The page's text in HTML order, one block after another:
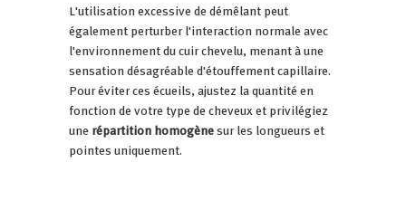
L'utilisation excessive de démêlant peut
également perturber l'interaction normale avec
l'environnement du cuir chevelu, menant à une
sensation désagréable d'étouffement capillaire.
Pour éviter ces écueils, ajustez la quantité en
fonction de votre type de cheveux et privilégiez
une répartition homogènesur les longueurs et
pointes uniquement.